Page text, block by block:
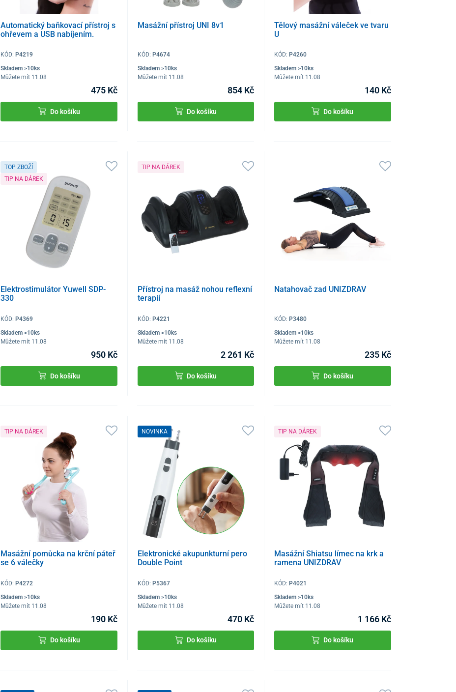
Automatický baňkovací přístroj s
ohřevem a USB nabíjením.
KÓD: P4219
Skladem >10ks
Můžete mít 11.08
475 Kč
Do košíku
Masážní přístroj UNI 8v1
KÓD: P4674
Skladem >10ks
Můžete mít 11.08
854 Kč
Do košíku
Tělový masážní váleček ve tvaru
U
KÓD: P4260
Skladem >10ks
Můžete mít 11.08
140 Kč
Do košíku
TOP ZBOŽÍ
TIP NA DÁREK
Elektrostimulátor Yuwell SDP-
330
KÓD: P4369
Skladem >10ks
Můžete mít 11.08
950 Kč
Do košíku
TIP NA DÁREK
Přístroj na masáž nohou reflexní
terapií
KÓD: P4221
Skladem >10ks
Můžete mít 11.08
2 261 Kč
Do košíku
Natahovač zad UNIZDRAV
KÓD: P3480
Skladem >10ks
Můžete mít 11.08
235 Kč
Do košíku
TIP NA DÁREK
Masážní pomůcka na krční páteř
se 6 válečky
KÓD:P4272
Skladem >10ks
Můžete mít 11.08
190 Kč
Do košíku
NOVINKA
Elektronické akupunkturní pero
Double Point
KÓD: P5367
Skladem >10ks
Můžete mít 11.08
470 Kč
Do košíku
TIP NA DÁREK
Masážní Shiatsu límec na krk a
ramena UNIZDRAV
KÓD:P4021
Skladem >10ks
Můžete mít 11.08
1 166 Kč
Do košíku